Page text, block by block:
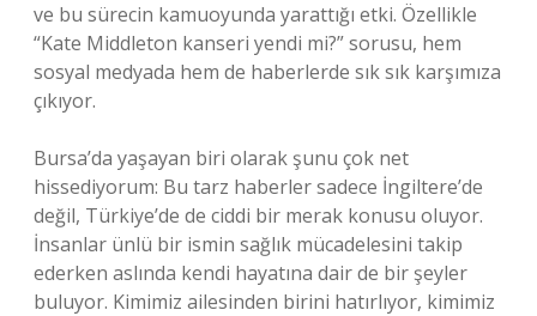
ve bu sürecin kamuoyunda yarattığı etki. Özellikle
“Kate Middleton kanseri yendi mi?” sorusu, hem
sosyal medyada hem de haberlerde sık sık karşımıza
çıkıyor.
Bursa’da yaşayan biri olarak şunu çok net
hissediyorum: Bu tarz haberler sadece İngiltere’de
değil, Türkiye’de de ciddi bir merak konusu oluyor.
İnsanlar ünlü bir ismin sağlık mücadelesini takip
ederken aslında kendi hayatına dair de bir şeyler
buluyor. Kimimiz ailesinden birini hatırlıyor, kimimiz